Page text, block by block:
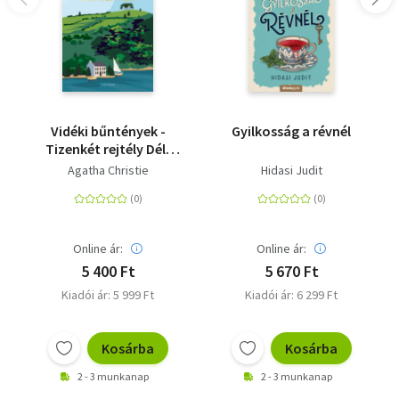
Harlan Coben
Vidéki bűntények -
Tizenkét rejtély Dél-
Angliából
Agatha Christie
Online ár:
5 400 Ft
Kiadói ár: 5 999 Ft
Kosárba
2 - 3 munkanap
Gyilkosság a révnél
Hidasi Judit
Online ár:
5 670 Ft
Kiadói ár: 6 299 Ft
Kosárba
2 - 3 munkanap